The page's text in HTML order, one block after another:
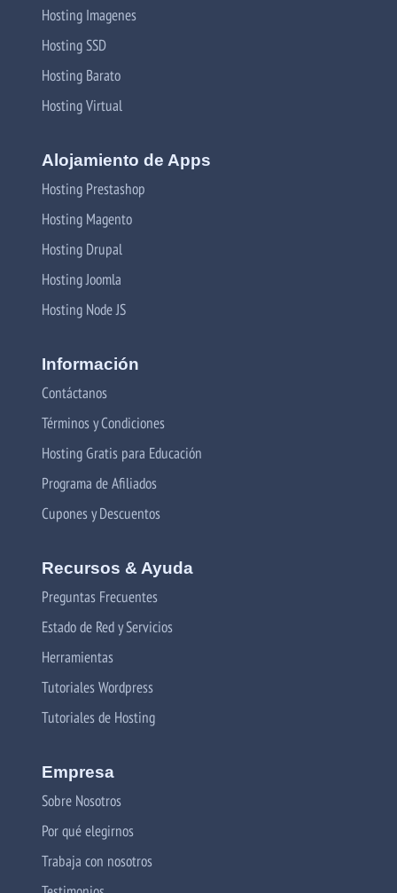
Hosting Imagenes
Hosting SSD
Hosting Barato
Hosting Virtual
Alojamiento de Apps
Hosting Prestashop
Hosting Magento
Hosting Drupal
Hosting Joomla
Hosting Node JS
Información
Contáctanos
Términos y Condiciones
Hosting Gratis para Educación
Programa de Afiliados
Cupones y Descuentos
Recursos & Ayuda
Preguntas Frecuentes
Estado de Red y Servicios
Herramientas
Tutoriales Wordpress
Tutoriales de Hosting
Empresa
Sobre Nosotros
Por qué elegirnos
Trabaja con nosotros